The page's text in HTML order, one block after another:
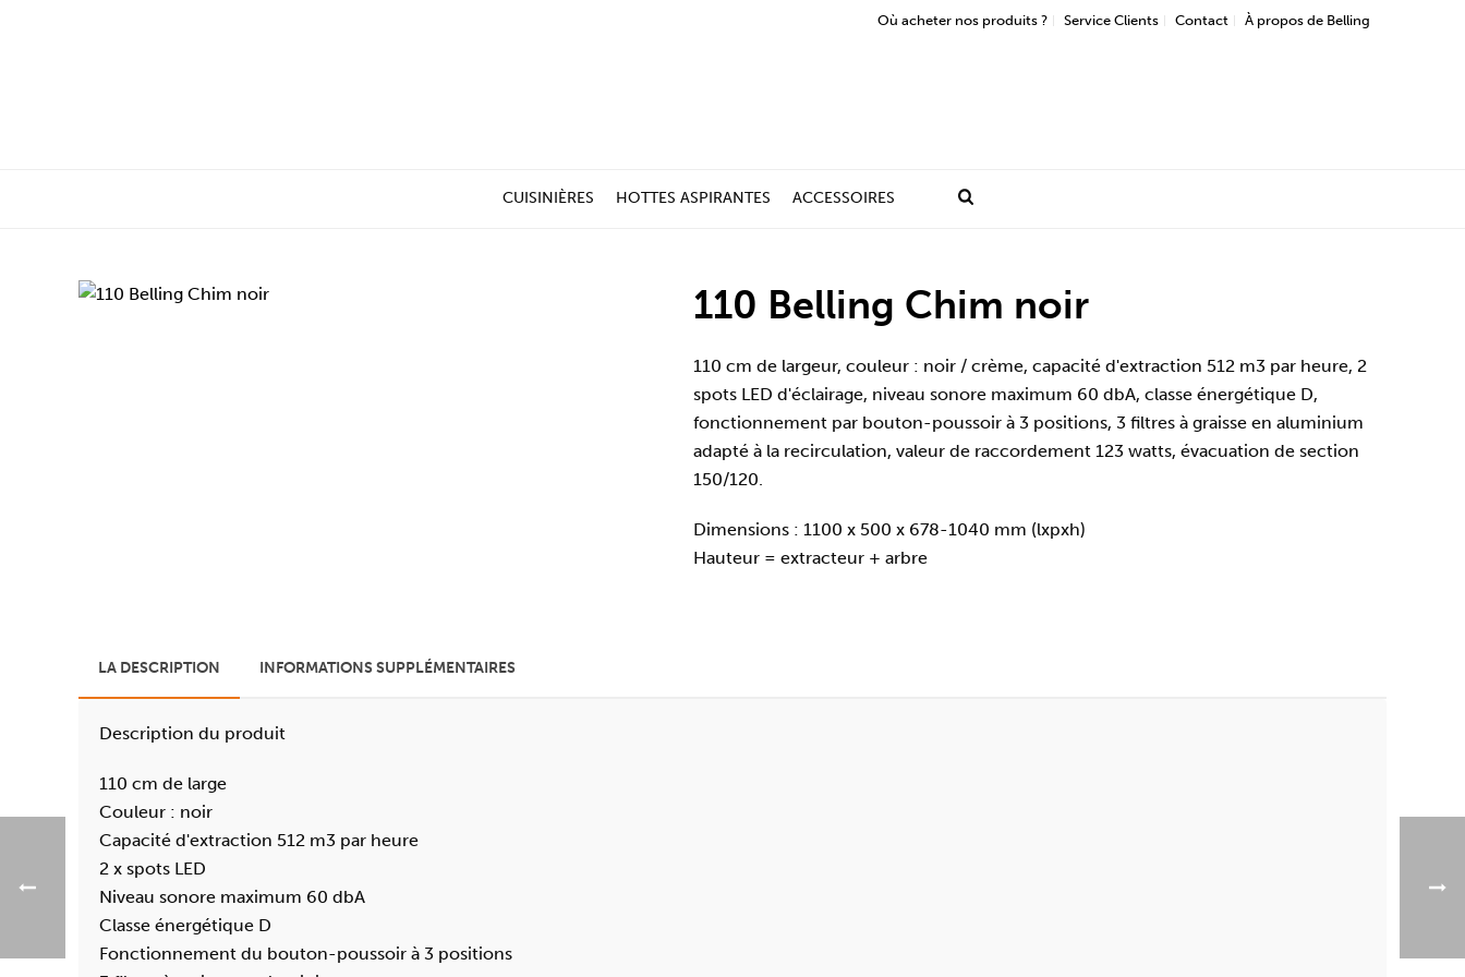
Où acheter nos produits ? Service Clients Contact À propos de Belling
CUISINIÈRES HOTTES ASPIRANTES ACCESSOIRES
110 Belling Chim noir
110 cm de largeur, couleur : noir / crème, capacité d'extraction 512 m3 par heure, 2
spots LED d'éclairage, niveau sonore maximum 60 dbA, classe énergétique D,
fonctionnement par bouton-poussoir à 3 positions, 3 filtres à graisse en aluminium
adapté à la recirculation, valeur de raccordement 123 watts, évacuation de section
150/120.
Dimensions : 1100 x 500 x 678-1040 mm (lxpxh)
Hauteur = extracteur + arbre
LA DESCRIPTION INFORMATIONS SUPPLÉMENTAIRES
Description du produit
110 cm de large
Couleur : noir
Capacité d'extraction 512 m3 par heure
2 x spots LED
Niveau sonore maximum 60 dbA
Classe énergétique D
Fonctionnement du bouton-poussoir à 3 positions